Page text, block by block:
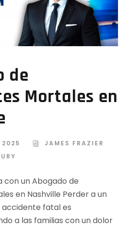
de
Mortales en
2025
JAMES FRAZIER
con un Abogado de
en Nashville Perder a un
accidente fatal es
a las familias con un dolor